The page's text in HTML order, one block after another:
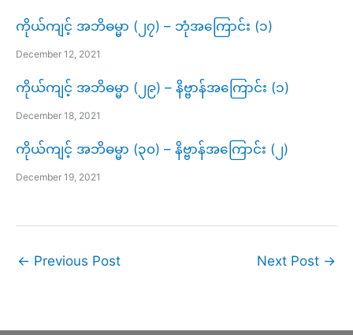
ကိုယ်ကျင့် အဘိဓမ္မာ (၂၇) – ဘုံအကြောင်း (၁)
December 12, 2021
ကိုယ်ကျင့် အဘိဓမ္မာ (၂၉) – နိဗ္ဗာန်အကြောင်း (၁)
December 18, 2021
ကိုယ်ကျင့် အဘိဓမ္မာ (၃၀) – နိဗ္ဗာန်အကြောင်း (၂)
December 19, 2021
← Previous Post Next Post →